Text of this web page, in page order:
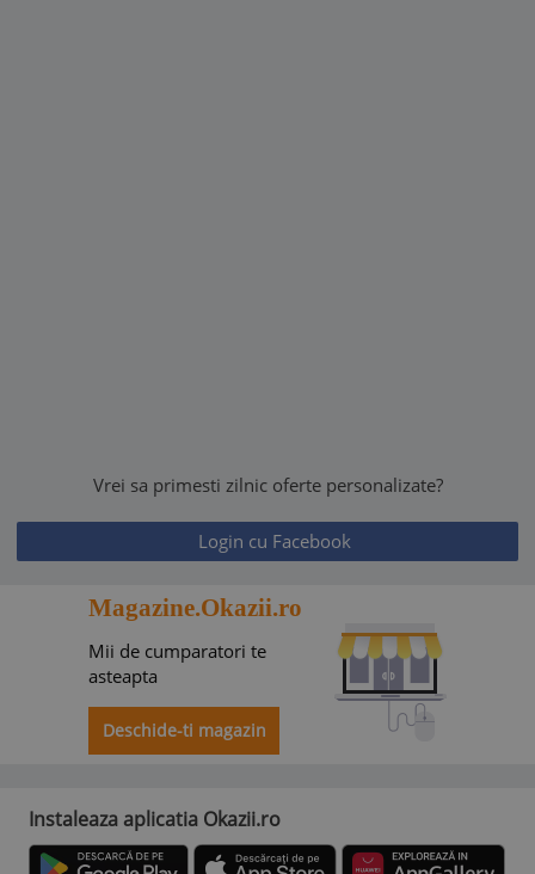
Vrei sa primesti zilnic oferte personalizate?
Login cu Facebook
Magazine.Okazii.ro
Mii de cumparatori te
asteapta
Deschide-ti magazin
Instaleaza aplicatia Okazii.ro